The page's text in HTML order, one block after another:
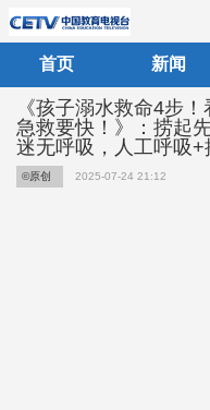
首页 新闻
《孩子溺水救命4步
急救要快！》：捞起
迷无呼吸，人工呼吸
©原创 2025-07-24 21:12